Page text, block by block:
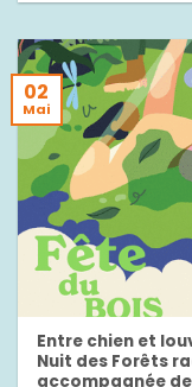
Entre chien et
Nuit des Forêts
accompagnée
02
Mai